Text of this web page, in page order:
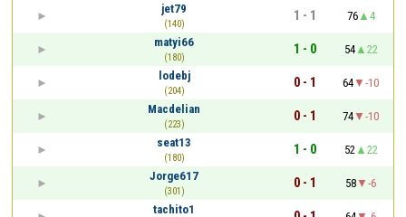
jet79
(140)
1 - 1 76
4
matyi66
(180)
1 - 0 54
22
lodebj
(204)
0 - 1 64
-10
Macdelian
(223)
0 - 1 74
-10
seat13
(180)
1 - 0 52
22
Jorge617
(301)
0 - 1 58
-6
tachito1